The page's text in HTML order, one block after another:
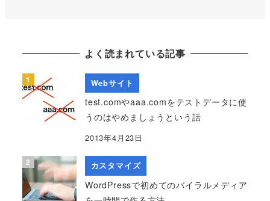
よく読まれている記事
Webサイト
test.comやaaa.comをテストデータに使
うのはやめましょうという話
2013年4月23日
カスタマイズ
WordPressで初めてのバイラルメディア